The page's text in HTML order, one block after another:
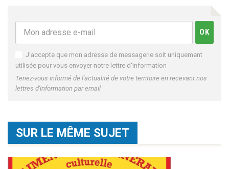
J'accepte que mon adresse de messagerie soit uniquement
utilisée pour vous envoyer notre lettre d'information
Tenez-vous informé de l'actualité de votre territoire en recevant nos
lettres d'information par email
SUR LE MÊME SUJET